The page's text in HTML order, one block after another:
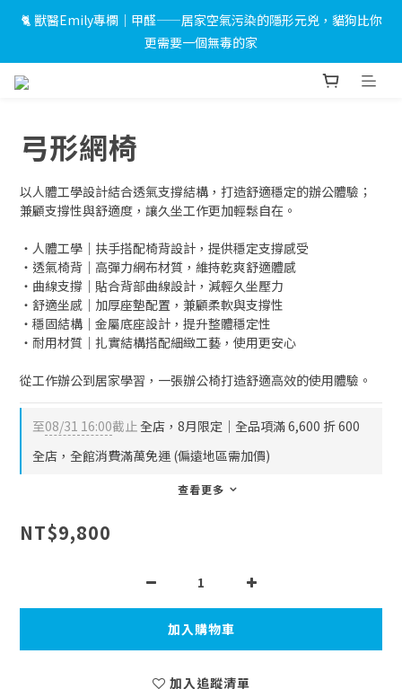
🎉LINE 加入好友＋會員註冊禮｜完成綁定即送 $500 折價券及限
量小燈箱！
🐈 獸醫Emily專欄｜甲醛——居家空氣污染的隱形元兇，貓狗比你
更需要一個無毒的家
🎉LINE 加入好友＋會員註冊禮｜完成綁定即送 $500 折價券及限
弓形網椅
以人體工學設計結合透氣支撐結構，打造舒適穩定的辦公體驗；
兼顧支撐性與舒適度，讓久坐工作更加輕鬆自在。
・人體工學｜扶手搭配椅背設計，提供穩定支撐感受
・透氣椅背｜高彈力網布材質，維持乾爽舒適體感
・曲線支撐｜貼合背部曲線設計，減輕久坐壓力
・舒適坐感｜加厚座墊配置，兼顧柔軟與支撐性
・穩固結構｜金屬底座設計，提升整體穩定性
・耐用材質｜扎實結構搭配細緻工藝，使用更安心
從工作辦公到居家學習，一張辦公椅打造舒適高效的使用體驗。
至08/31 16:00截止全店，8月限定｜全品項滿 6,600 折 600
全店，全館消費滿萬免運 (偏遠地區需加價)
查看更多
NT$9,800
加入購物車
加入追蹤清單